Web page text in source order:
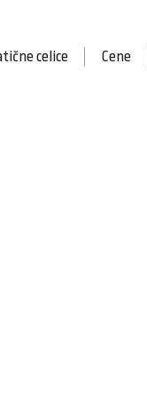
celice Cene